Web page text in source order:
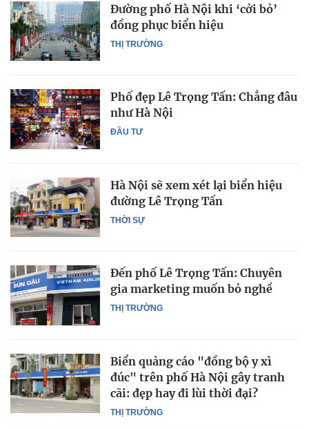
THỊ TRƯỜNG
Đường phố Hà Nội khi ‘cởi bỏ’
đồng phục biển hiệu
ĐẦU TƯ
Phố đẹp Lê Trọng Tấn: Chẳng đâu
như Hà Nội
THỜI SỰ
Hà Nội sẽ xem xét lại biển hiệu
đường Lê Trọng Tấn
THỊ TRƯỜNG
Đến phố Lê Trọng Tấn: Chuyên
gia marketing muốn bỏ nghề
THỊ TRƯỜNG
Biển quảng cáo "đồng bộ y xì
đúc" trên phố Hà Nội gây tranh
cãi: đẹp hay đi lùi thời đại?